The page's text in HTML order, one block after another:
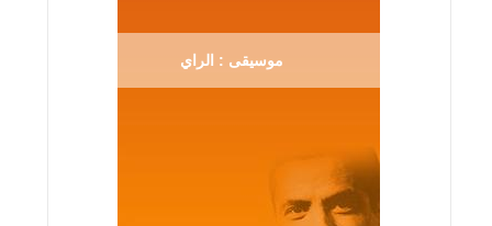
موسيقى : الراي